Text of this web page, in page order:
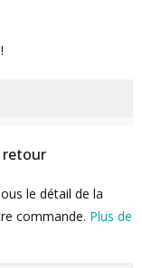
retour
le détail de la
commande. Plus de